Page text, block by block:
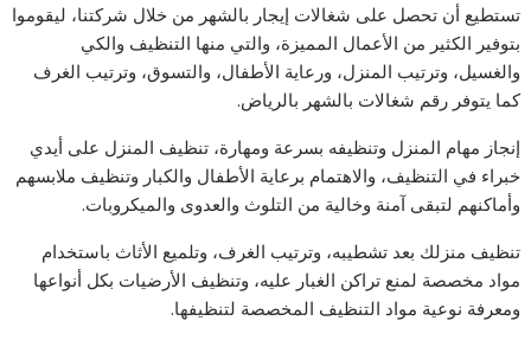
تستطيع أن تحصل على شغالات إيجار بالشهر من خلال شركتنا، ليقوموا
بتوفير الكثير من الأعمال المميزة، والتي منها التنظيف والكي
والغسيل، وترتيب المنزل، ورعاية الأطفال، والتسوق، وترتيب الغرف
كما يتوفر رقم شغالات بالشهر بالرياض.
إنجاز مهام المنزل وتنظيفه بسرعة ومهارة، تنظيف المنزل على أيدي
خبراء في التنظيف، والاهتمام برعاية الأطفال والكبار وتنظيف ملابسهم
وأماكنهم لتبقى آمنة وخالية من التلوث والعدوى والميكروبات.
تنظيف منزلك بعد تشطيبه، وترتيب الغرف، وتلميع الأثاث باستخدام
مواد مخصصة لمنع تراكن الغبار عليه، وتنظيف الأرضيات بكل أنواعها
ومعرفة نوعية مواد التنظيف المخصصة لتنظيفها.